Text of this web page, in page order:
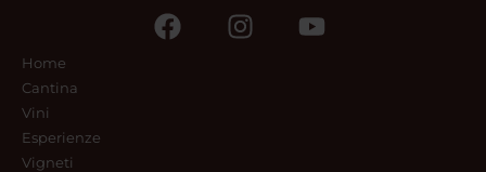
Home
Cantina
Vini
Esperienze
Vigneti